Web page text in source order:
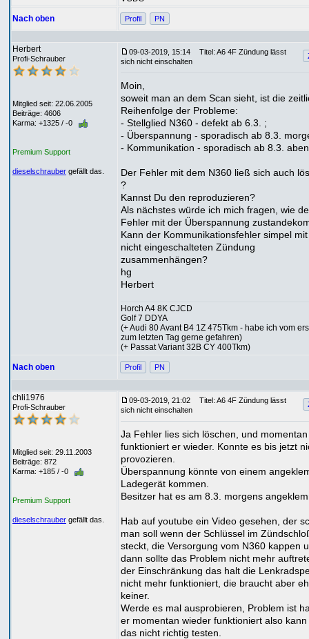
Nach oben Profil PN
Herbert
Profi-Schrauber
Mitglied seit: 22.06.2005
Beiträge: 4606
Karma: +1325 / -0
Premium Support
dieselschrauber gefällt das.
09-03-2019, 15:14
Titel: A6 4F Zündung lässt
sich nicht einschalten
Moin,
soweit man an dem Scan sieht, ist die
Reihenfolge der Probleme:
- Stellglied N360 - defekt ab 6.3. ;
- Überspannung - sporadisch ab 8.3.
- Kommunikation - sporadisch ab 8.3.
Der Fehler mit dem N360 ließ sich auch
?
Kannst Du den reproduzieren?
Als nächstes würde ich mich fragen, wie
Fehler mit der Überspannung
Kann der Kommunikationsfehler simpel
nicht eingeschalteten Zündung
zusammenhängen?
hg
Herbert
Horch A4 8K CJCD
Golf 7 DDYA
(+ Audi 80 Avant B4 1Z 475Tkm - habe ich vom
zum letzten Tag gerne gefahren)
(+ Passat Variant 32B CY 400Tkm)
Nach oben Profil PN
chli1976
Profi-Schrauber
Mitglied seit: 29.11.2003
Beiträge: 872
Karma: +185 / -0
Premium Support
dieselschrauber gefällt das.
09-03-2019, 21:02
Titel: A6 4F Zündung lässt
sich nicht einschalten
Ja Fehler lies sich löschen, und momentan
funktioniert er wieder. Konnte es bis jetzt
provozieren.
Überspannung könnte von einem
Ladegerät kommen.
Besitzer hat es am 8.3. morgens
Hab auf youtube ein Video gesehen, der
man soll wenn der Schlüssel im
steckt, die Versorgung vom N360 kappen
dann sollte das Problem nicht mehr
der Einschränkung das halt die
nicht mehr funktioniert, die braucht aber eh
keiner.
Werde es mal ausprobieren, Problem ist
er momentan wieder funktioniert also kann
das nicht richtig testen.